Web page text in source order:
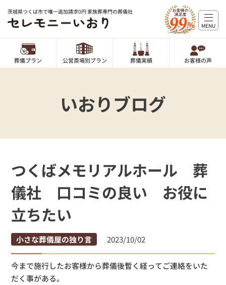
茨城県つくば市で唯一追加請求0円 家族葬専門の葬儀社
葬儀プラン 公営斎場別プラン 葬儀実績 お客様の声
MENU
いおりブログ
つくばメモリアルホール 葬
儀社 口コミの良い お役に
立ちたい
小さな葬儀屋の独り言 2023/10/02
今まで施行したお客様から葬儀後暫く経ってご連絡をいた
だく事がある。